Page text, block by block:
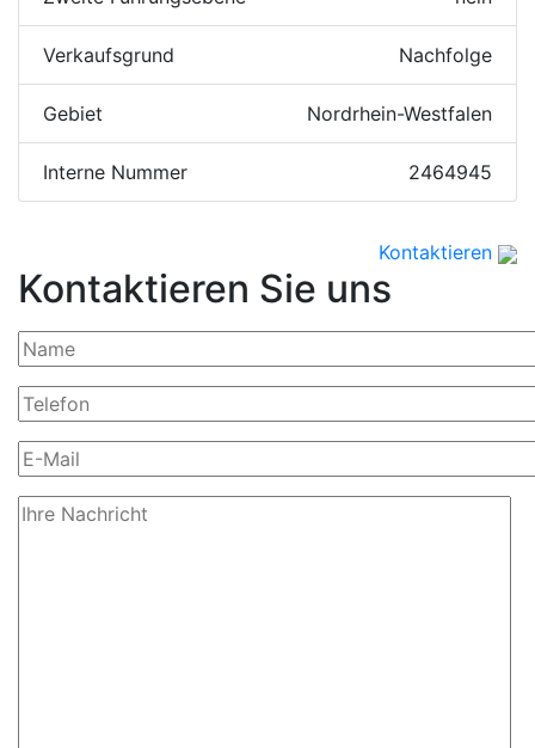
Verkaufsgrund Nachfolge
Gebiet Nordrhein-Westfalen
Interne Nummer 2464945
Kontaktieren
Kontaktieren Sie uns